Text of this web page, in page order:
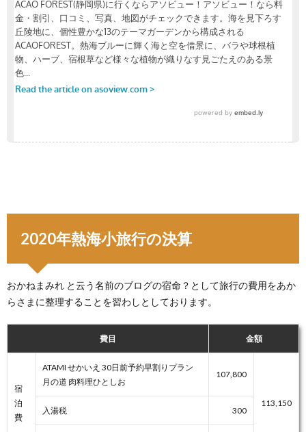
2020年熱海小旅行の決算
おかねまみれ と云う名前のブログの宿命？として旅行の費用をあか
らさまに整理することを習わしとしております。
費目 金額
宿
泊
費
ATAMI せかいえ 30日前予約早割りプラン
月の道 肉料理ひとしお
107,800
113,150
入湯税 300